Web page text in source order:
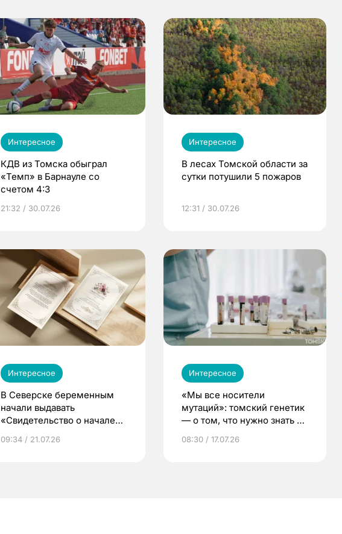
Интересное
КДВ из Томска обыграл
«Темп» в Барнауле со
счетом 4:3
21:32 / 30.07.26
Интересное
В лесах Томской области за
сутки потушили 5 пожаров
12:31 / 30.07.26
Интересное
В Северске беременным
начали выдавать
«Свидетельство о начале
09:34 / 21.07.26
Интересное
«Мы все носители
мутаций»: томский генетик
— о том, что нужно знать до
08:30 / 17.07.26